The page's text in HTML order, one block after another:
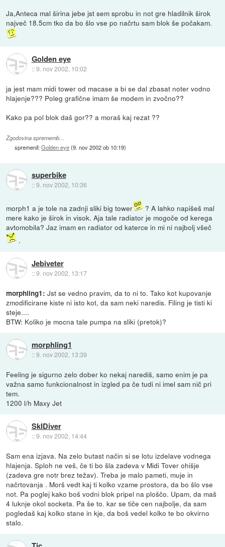
Ja,Anteca mal širina jebe jst sem sprobu in not gre hladilnik širok
največ 18.5cm tko da bo šlo vse po načrtu sam blok še počakam.
Golden eye
::9. nov 2002, 10:02
ja jest mam midi tower od macase a bi se dal zbasat noter vodno
hlajenje??? Poleg grafične imam še modem in zvočno??
Kako pa pol blok daš gor?? a moraš kaj rezat ??
Zgodovina sprememb…
spremenil:Golden eye(9. nov 2002 ob 10:19)
superbike
::9. nov 2002, 10:36
morph1 a je tole na zadnji sliki big tower
? A lahko napišeš mal
mere kako je širok in visok. Aja tale radiator je mogoče od kerega
avtomobila? Jaz imam en radiator od katerce in mi ni najbolj všeč
.
Jebiveter
::9. nov 2002, 13:17
morphling1: Jst se vedno pravim, da to ni to. Tako kot kupovanje
zmodificirane kiste ni isto kot, da sam neki naredis. Filing je tisti ki
steje....
BTW: Koliko je mocna tale pumpa na sliki (pretok)?
morphling1
::9. nov 2002, 13:39
Feeling je sigurno zelo dober ko nekaj narediš, samo enim je pa
važna samo funkcionalnost in izgled pa če tudi ni imel sam nič pri
tem.
1200 l/h Maxy Jet
SkIDiver
::9. nov 2002, 14:44
Sam ena izjava. Na zelo butast način si se lotu izdelave vodnega
hlajenja. Sploh ne veš, če ti bo šla zadeva v Midi Tover ohišje
(zadeva gre notr brez težav). Treba je malo pameti, muje in
načrtovanja . Morš vedt kaj ti kolko vzame prostora, da bo šlo vse
not. Pa poglej kako boš vodni blok pripel na ploščo. Upam, da maš
4 luknje okol socketa. Pa še to. kar se tiče cen najbolje, da sam
pogledaš kaj kolko stane in kje, da boš vedel kolko te bo okvirno
stalo.